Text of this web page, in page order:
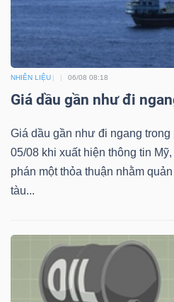
NHIÊN LIỆU 06/08 08:18
Giá dầu gần như đi
Giá dầu gần như đi ngang
05/08 khi xuất hiện thông tin
phán một thỏa thuận nhằm
tàu...